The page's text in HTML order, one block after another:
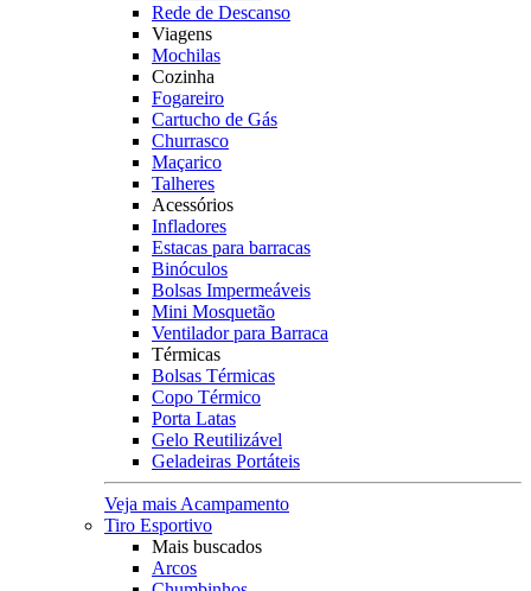
Rede de Descanso
Viagens
Mochilas
Cozinha
Fogareiro
Cartucho de Gás
Churrasco
Maçarico
Talheres
Acessórios
Infladores
Estacas para barracas
Binóculos
Bolsas Impermeáveis
Mini Mosquetão
Ventilador para Barraca
Térmicas
Bolsas Térmicas
Copo Térmico
Porta Latas
Gelo Reutilizável
Geladeiras Portáteis
Veja mais Acampamento
Tiro Esportivo
Mais buscados
Arcos